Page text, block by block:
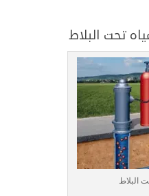
تحت البلاط
البلاط